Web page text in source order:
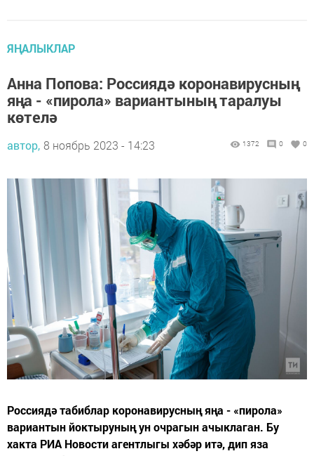
ЯҢАЛЫКЛАР
Анна Попова: Россиядә коронавирусның
яңа - «пирола» вариантының таралуы
көтелә
автор, 8 ноябрь 2023 - 14:23 1372 0 0
Россиядә табиблар коронавирусның яңа - «пирола»
вариантын йоктыруның ун очрагын ачыклаган. Бу
хакта РИА Новости агентлыгы хәбәр итә, дип яза